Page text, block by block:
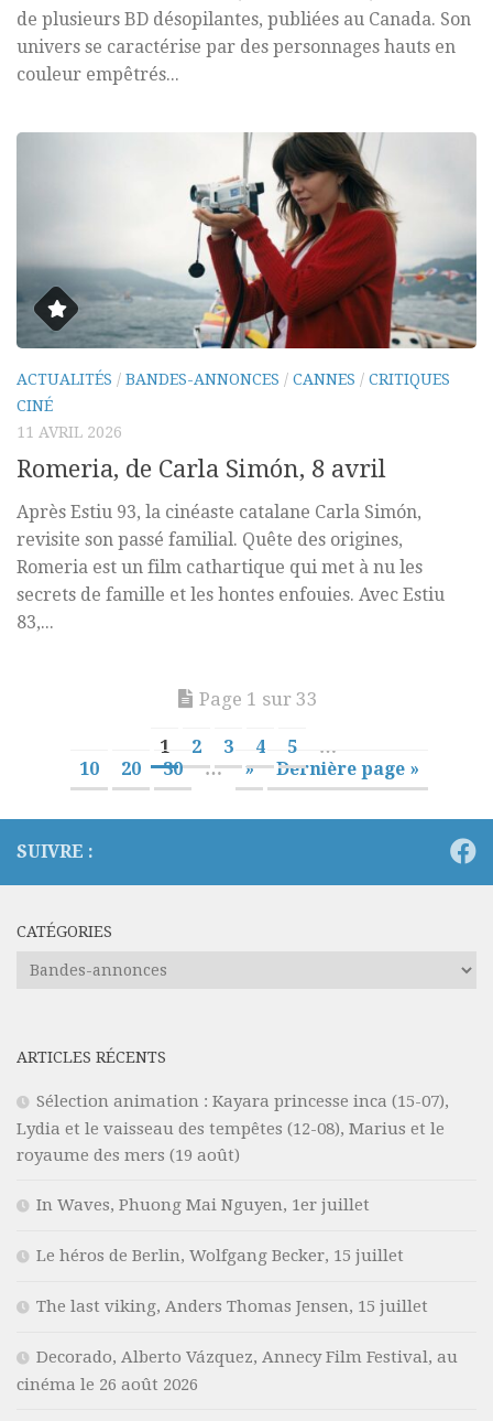
de plusieurs BD désopilantes, publiées au Canada. Son
univers se caractérise par des personnages hauts en
couleur empêtrés...
ACTUALITÉS / BANDES-ANNONCES / CANNES / CRITIQUES
CINÉ
11 AVRIL 2026
Romeria, de Carla Simón, 8 avril
Après Estiu 93, la cinéaste catalane Carla Simón,
revisite son passé familial. Quête des origines,
Romeria est un film cathartique qui met à nu les
secrets de famille et les hontes enfouies. Avec Estiu
83,...
Page 1 sur 33
1 2 3 4 5
…
10
20 30 … » Dernière page »
SUIVRE :
CATÉGORIES
Catégories
ARTICLES RÉCENTS
Sélection animation : Kayara princesse inca (15-07),
Lydia et le vaisseau des tempêtes (12-08), Marius et le
royaume des mers (19 août)
In Waves, Phuong Mai Nguyen, 1er juillet
Le héros de Berlin, Wolfgang Becker, 15 juillet
The last viking, Anders Thomas Jensen, 15 juillet
Decorado, Alberto Vázquez, Annecy Film Festival, au
cinéma le 26 août 2026